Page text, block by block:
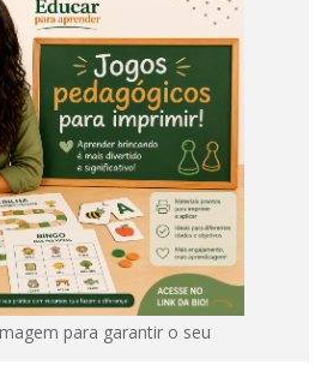
para garantir o seu